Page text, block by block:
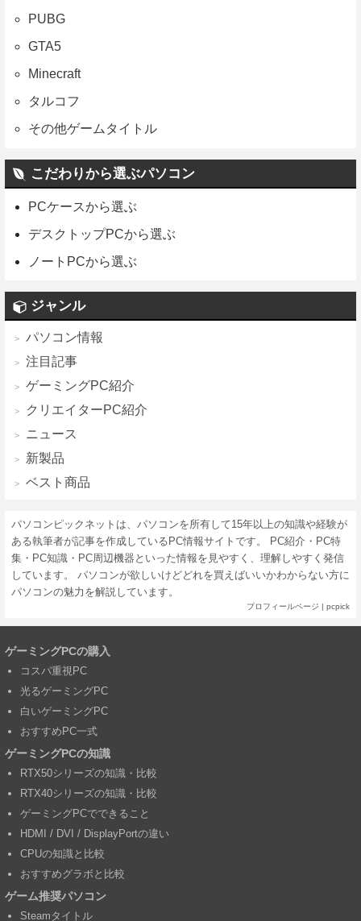
PUBG
GTA5
Minecraft
タルコフ
その他ゲームタイトル
こだわりから選ぶパソコン
PCケースから選ぶ
デスクトップPCから選ぶ
ノートPCから選ぶ
ジャンル
パソコン情報
注目記事
ゲーミングPC紹介
クリエイターPC紹介
ニュース
新製品
ベスト商品
パソコンピックネットは、パソコンを所有して15年以上の知識や経験が
ある執筆者が記事を作成しているPC情報サイトです。 PC紹介・PC特
集・PC知識・PC周辺機器といった情報を見やすく、理解しやすく発信
しています。 パソコンが欲しいけどどれを買えばいいかわからない方に
パソコンの魅力を解説しています。
プロフィールページ pcpick
ゲーミングPCの購入
コスパ重視PC
光るゲーミングPC
白いゲーミングPC
おすすめPC一式
ゲーミングPCの知識
RTX50シリーズの知識・比較
RTX40シリーズの知識・比較
ゲーミングPCでできること
HDMI / DVI / DisplayPortの違い
CPUの知識と比較
おすすめグラボと比較
ゲーム推奨パソコン
Steamタイトル